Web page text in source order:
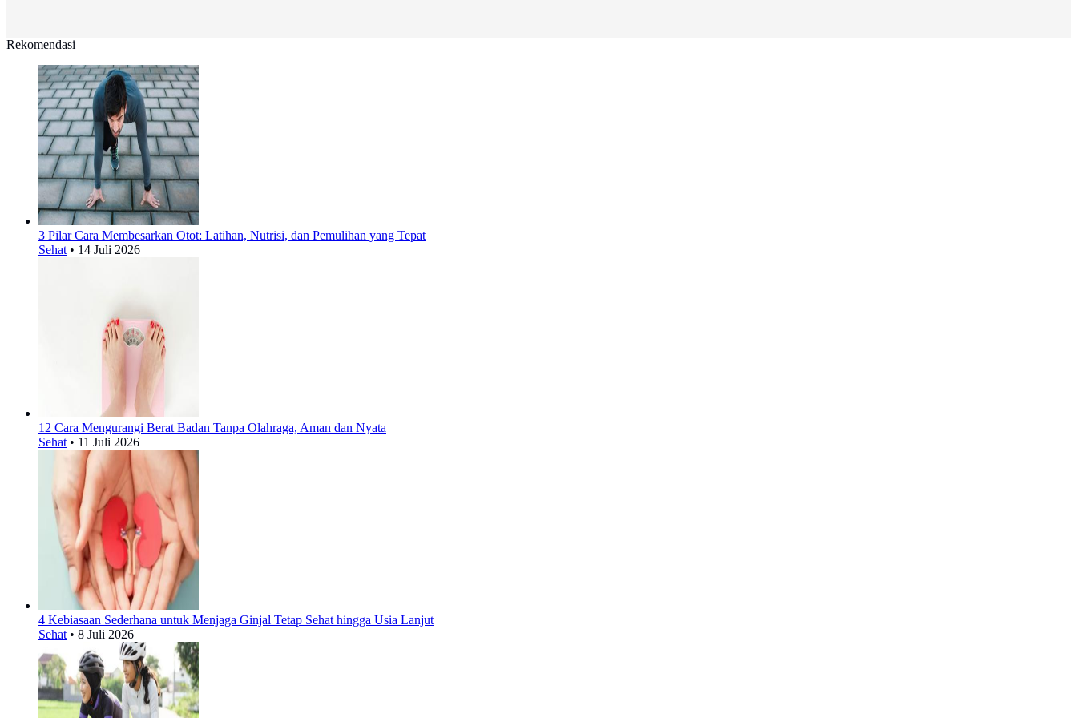
Rekomendasi
3 Pilar Cara Membesarkan Otot: Latihan, Nutrisi, dan Pemulihan yang Tepat
Sehat • 14 Juli 2026
12 Cara Mengurangi Berat Badan Tanpa Olahraga, Aman dan Nyata
Sehat • 11 Juli 2026
4 Kebiasaan Sederhana untuk Menjaga Ginjal Tetap Sehat hingga Usia Lanjut
Sehat • 8 Juli 2026